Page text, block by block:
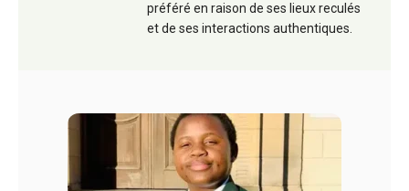
préféré en raison de ses lieux reculés
et de ses interactions authentiques.